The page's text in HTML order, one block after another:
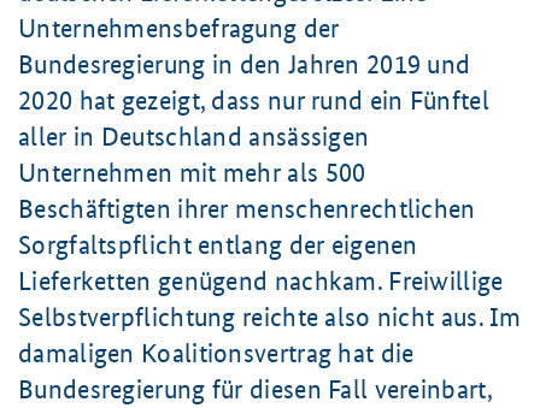
Unternehmensbefragung der
Bundesregierung in den Jahren 2019 und
2020 hat gezeigt, dass nur rund ein Fünftel
aller in Deutschland ansässigen
Unternehmen mit mehr als 500
Beschäftigten ihrer menschenrechtlichen
Sorgfaltspflicht entlang der eigenen
Lieferketten genügend nachkam. Freiwillige
Selbstverpflichtung reichte also nicht aus. Im
damaligen Koalitionsvertrag hat die
Bundesregierung für diesen Fall vereinbart,